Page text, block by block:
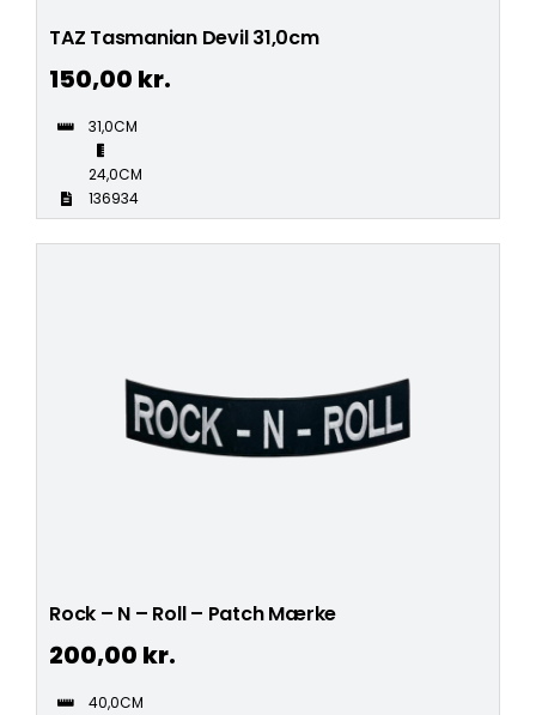
TAZ Tasmanian Devil 31,0cm
150,00 kr.
31,0CM
24,0CM
136934
Rock – N – Roll – Patch Mærke
200,00 kr.
40,0CM